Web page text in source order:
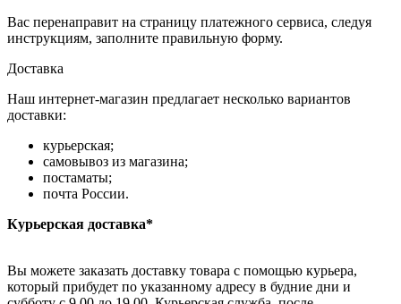
Вас перенаправит на страницу платежного сервиса, следуя
инструкциям, заполните правильную форму.
Доставка
Наш интернет-магазин предлагает несколько вариантов
доставки:
курьерская;
самовывоз из магазина;
постаматы;
почта России.
Курьерская доставка*
Вы можете заказать доставку товара с помощью курьера,
который прибудет по указанному адресу в будние дни и